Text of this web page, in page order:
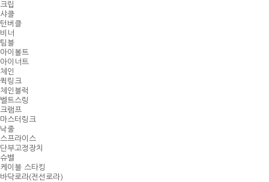
크립
샤클
턴버클
비너
팀블
아이볼트
아이너트
체인
퀵링크
체인블럭
벨트스링
크램프
마스터링크
낙줄
스프라이스
단부고정장치
슈벨
케이블 스타킹
바닥로라(전선로라)